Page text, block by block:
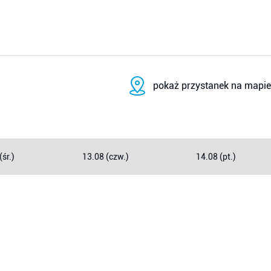
pokaż przystanek na mapie
13.08 (czw.) 14.08 (pt.)